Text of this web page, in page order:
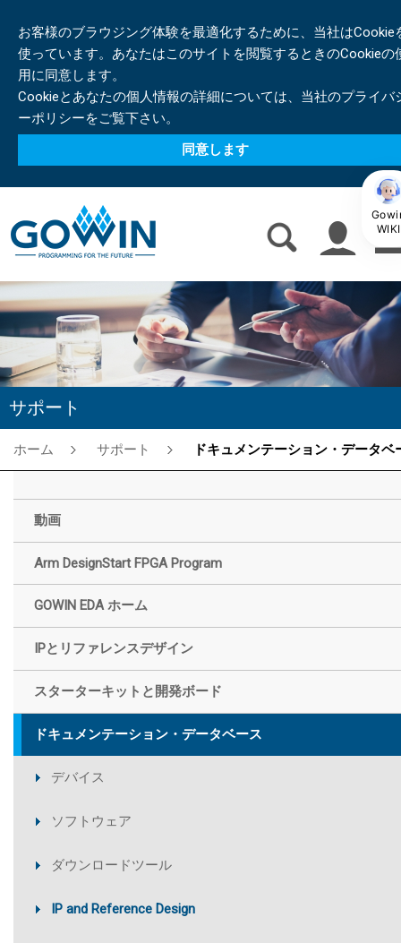
お客様のブラウジング体験を最適化するために、当社はCookie
使っています。あなたはこのサイトを閲覧するときのCookieの
用に同意します。
Cookieとあなたの個人情報の詳細については、当社のプライバ
ーポリシーをご覧下さい。
同意します
サポート
ホーム サポート ドキュメンテーション・データベー
動画
Arm DesignStart FPGA Program
GOWIN EDA ホーム
IPとリファレンスデザイン
スターターキットと開発ボード
ドキュメンテーション・データベース
デバイス
ソフトウェア
ダウンロードツール
IP and Reference Design
WIKI